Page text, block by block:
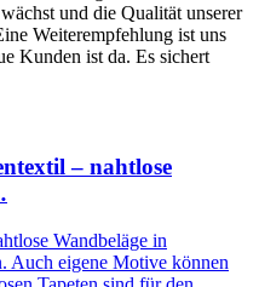
und die Qualität unserer
Weiterempfehlung ist uns
Kunden ist da. Es sichert
– nahtlose
Wandbeläge in
Auch eigene Motive können